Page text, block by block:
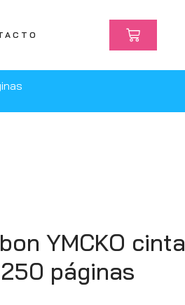
YMCKO cinta
páginas